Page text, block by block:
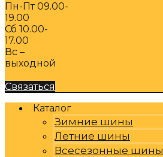
Пн-Пт 09.00-
19.00
Сб 10.00-
17.00
Вс –
выходной
Связаться
Каталог
Зимние шины
Летние шины
Всесезонные шины